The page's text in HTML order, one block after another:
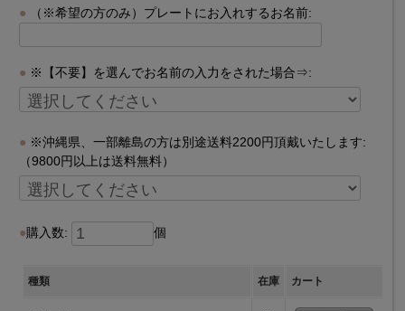
（※希望の方のみ）プレートにお入れするお名前:
※【不要】を選んでお名前の入力をされた場合⇒:
※沖縄県、一部離島の方は別途送料2200円頂戴いたします:
（9800円以上は送料無料）
購入数: 個
種類 在庫 カート